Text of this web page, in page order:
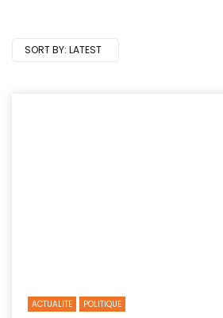
SORT BY: LATEST
ACTUALITE POLITIQUE